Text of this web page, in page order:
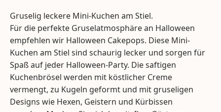
Gruselig leckere Mini-Kuchen am Stiel.
Für die perfekte Gruselatmosphäre an Halloween
empfehlen wir Halloween Cakepops. Diese Mini-
Kuchen am Stiel sind schaurig lecker und sorgen für
Spaß auf jeder Halloween-Party. Die saftigen
Kuchenbrösel werden mit köstlicher Creme
vermengt, zu Kugeln geformt und mit gruseligen
Designs wie Hexen, Geistern und Kürbissen